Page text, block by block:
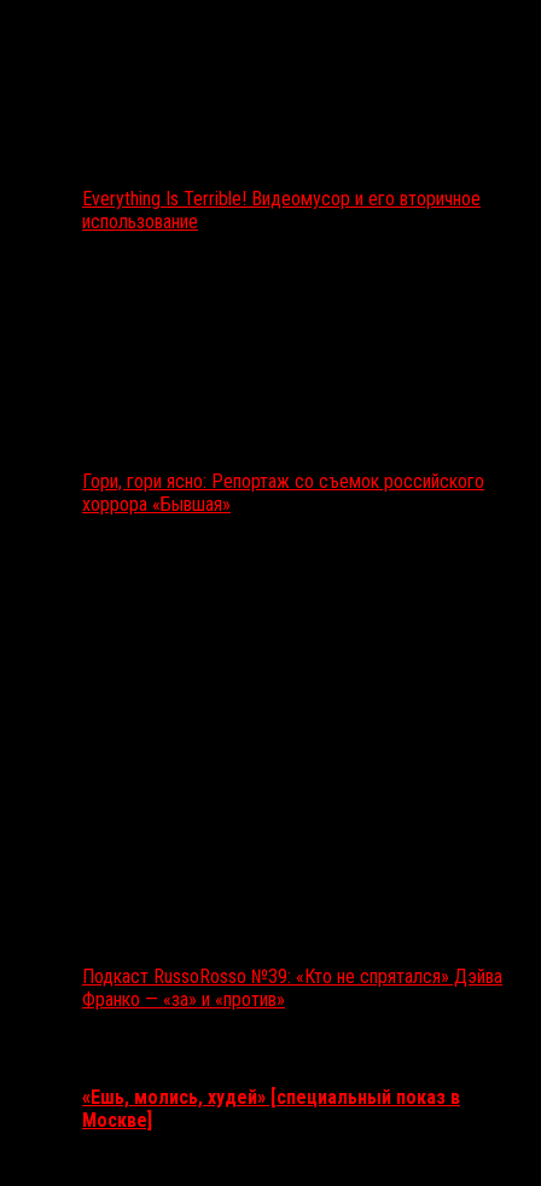
Everything Is Terrible! Видеомусор и его вторичное
использование
Гори, гори ясно: Репортаж со съемок российского
хоррора «Бывшая»
Подкаст RussoRosso №39: «Кто не спрятался» Дэйва
Франко — «за» и «против»
«Ешь, молись, худей» [специальный показ в
Москве]